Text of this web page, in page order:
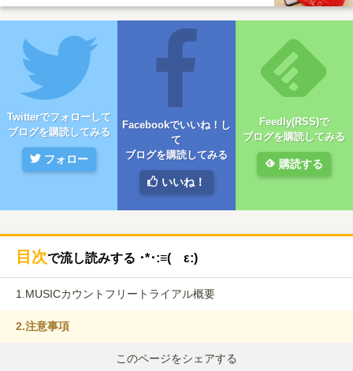
Twitterでフォローして
ブログを購読してみる
フォロー
Facebookでいいね！し
て
ブログを購読してみる
いいね！
Feedly(RSS)で
ブログを購読してみる
購読する
目次で流し読みする ･*･:≡( ε:)
1. MUSICカウントフリートライアル概要
2.注意事項
このページをシェアする